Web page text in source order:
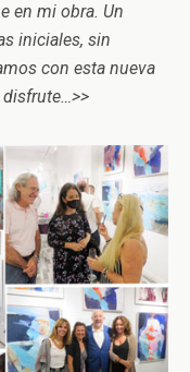
en mi obra. Un
iniciales, sin
con esta nueva
disfrute…>>